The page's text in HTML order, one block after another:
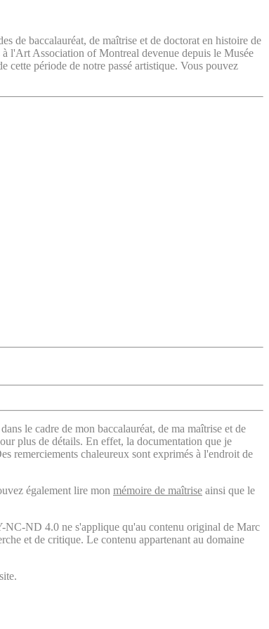
de baccalauréat, de maîtrise et de doctorat en histoire de
l'Art Association of Montreal devenue depuis le Musée
cette période de notre passé artistique. Vous pouvez
le cadre de mon baccalauréat, de ma maîtrise et de
plus de détails. En effet, la documentation que je
remerciements chaleureux sont exprimés à l'endroit de
également lire mon mémoire de maîtrise ainsi que le
NC-ND 4.0 ne s'applique qu'au contenu original de Marc
et de critique. Le contenu appartenant au domaine